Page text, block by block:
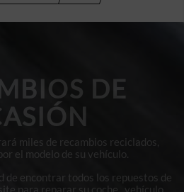
DE
miles de recambios reciclados,
el modelo de su vehículo.
de encontrar todos los repuestos de
para reparar su coche, vehículo